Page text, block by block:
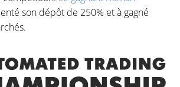
son dépôt de 250% et à gagné